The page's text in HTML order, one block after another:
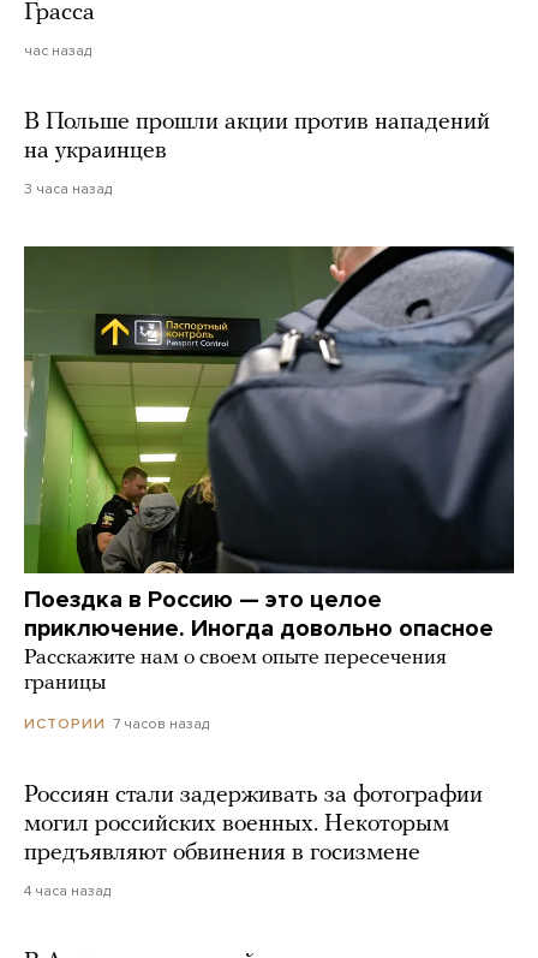
Грасса
час назад
В Польше прошли акции против нападений
на украинцев
3 часа назад
Поездка в Россию — это целое
приключение. Иногда довольно опасное
Расскажите нам о своем опыте пересечения
границы
ИСТОРИИ 7 часов назад
Россиян стали задерживать за фотографии
могил российских военных. Некоторым
предъявляют обвинения в госизмене
4 часа назад